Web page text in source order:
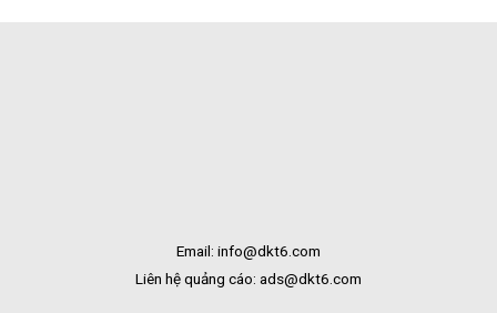
Email: info@dkt6.com
Liên hệ quảng cáo: ads@dkt6.com